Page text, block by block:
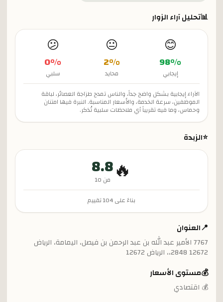
📊تحليل آراء الزوار
😊
98%
إيجابي
😐
2%
محايد
😕
0%
سلبي
الآراء إيجابية بشكل واضح جداً، والناس تمدح طزاجة العصائر، لباقة
الموظفين، سرعة الخدمة، والأسعار المناسبة. النبرة فيها امتنان
وحماس، وما فيه تقريباً أي ملاحظات سلبية تُذكر.
⭐الزبدة
🔥
8.8
من 10
بناءً على104تقييم
📍العنوان
7767 الأمير عبد الله بن عبد الرحمن بن فيصل، اليمامة، الرياض
12672 2848،، الرياض 12672
💰مستوى الأسعار
💰 اقتصادي